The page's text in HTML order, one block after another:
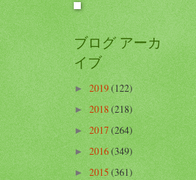
ブログ アーカ
イブ
►2019(122)
► 2018(218)
►2017(264)
►2016(349)
►2015(361)